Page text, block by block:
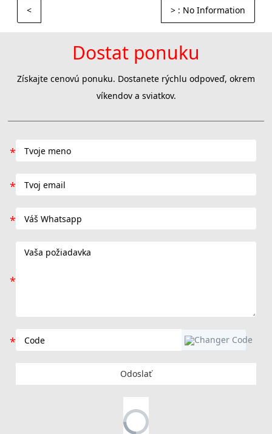
< > : No Information
Dostat ponuku
Získajte cenovú ponuku. Dostanete rýchlu odpoveď, okrem
víkendov a sviatkov.
Odoslať